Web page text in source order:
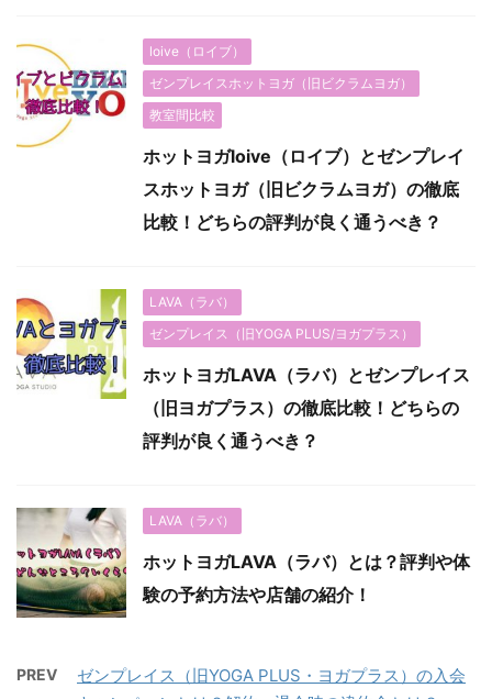
loive（ロイブ）
ゼンプレイスホットヨガ（旧ビクラムヨガ）
教室間比較
ホットヨガloive（ロイブ）とゼンプレイ
スホットヨガ（旧ビクラムヨガ）の徹底
比較！どちらの評判が良く通うべき？
LAVA（ラバ）
ゼンプレイス（旧YOGA PLUS/ヨガプラス）
ホットヨガLAVA（ラバ）とゼンプレイス
（旧ヨガプラス）の徹底比較！どちらの
評判が良く通うべき？
LAVA（ラバ）
ホットヨガLAVA（ラバ）とは？評判や体
験の予約方法や店舗の紹介！
PREV
ゼンプレイス（旧YOGA PLUS・ヨガプラス）の入会